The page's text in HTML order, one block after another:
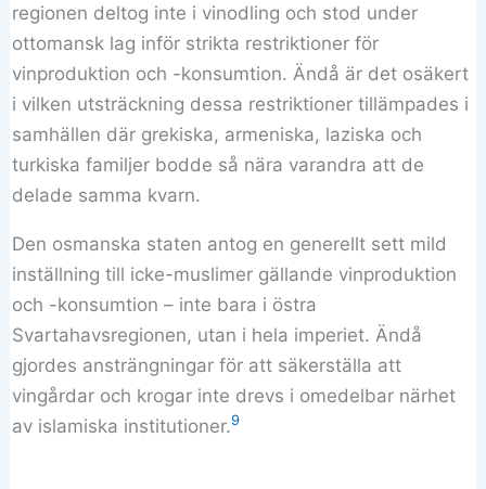
regionen deltog inte i vinodling och stod under
ottomansk lag inför strikta restriktioner för
vinproduktion och -konsumtion. Ändå är det osäkert
i vilken utsträckning dessa restriktioner tillämpades i
samhällen där grekiska, armeniska, laziska och
turkiska familjer bodde så nära varandra att de
delade samma kvarn.
Den osmanska staten antog en generellt sett mild
inställning till icke-muslimer gällande vinproduktion
och -konsumtion – inte bara i östra
Svartahavsregionen, utan i hela imperiet. Ändå
gjordes ansträngningar för att säkerställa att
vingårdar och krogar inte drevs i omedelbar närhet
av islamiska institutioner.9